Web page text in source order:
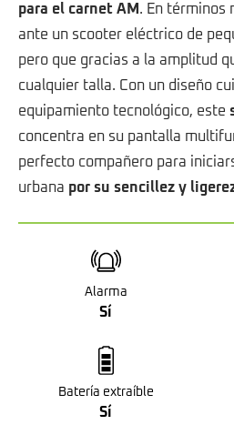
para el carnet AM . En términos
ante un scooter eléctrico de
pero que gracias a la amplitud
cualquier talla. Con un diseño
equipamiento tecnológico, este
concentra en su pantalla
perfecto compañero para
urbana por su sencillez y
Alarma
Sí
Batería extraíble
Sí